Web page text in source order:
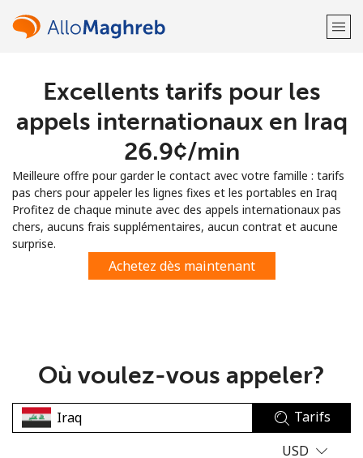
Bienvenue!
S'enregistrer avec
ou
Excellents tarifs pour les
appels internationaux en Iraq
⁦26.9¢⁩/min
Meilleure offre pour garder le contact avec votre famille : tarifs
pas chers pour appeler les lignes fixes et les portables en Iraq
Profitez de chaque minute avec des appels internationaux pas
chers, aucuns frais supplémentaires, aucun contrat et aucune
surprise.
Achetez dès maintenant
Où voulez-vous appeler?
Tarifs
USD